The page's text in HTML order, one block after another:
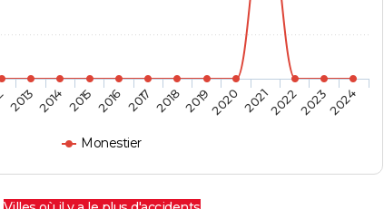
Monestier
2013 2014 2015 2016 2017 201820192020 2021202220232024